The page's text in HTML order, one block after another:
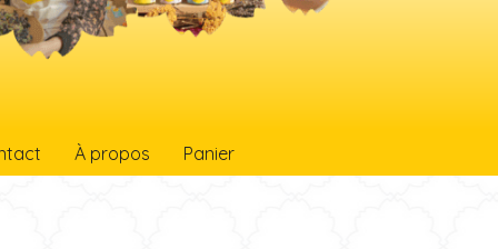
À propos Panier